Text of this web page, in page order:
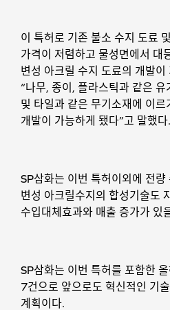
이 특허로 기존 불소 수지 도료
가격이 저렴하고 물성면에서 대
변성 아크릴 수지 도료의 개발
“나무, 종이, 플라스틱과 같은
및 타일과 같은 무기소재에 이르
개발이 가능하게 됐다”고 말했다.
SP삼화는 이번 특허이외에 전
변성 아크릴수지의 합성기술도
수입대체효과와 매출 증가가 있
SP삼화는 이번 특허를 포함한
7건으로 앞으로도 혁신적인 기
계획이다.